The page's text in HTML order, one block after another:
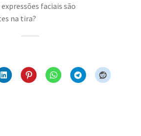
expressões faciais são
na tira?